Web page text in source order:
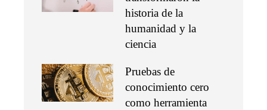
historia de la
humanidad y la
ciencia
Pruebas de
conocimiento cero
como herramienta